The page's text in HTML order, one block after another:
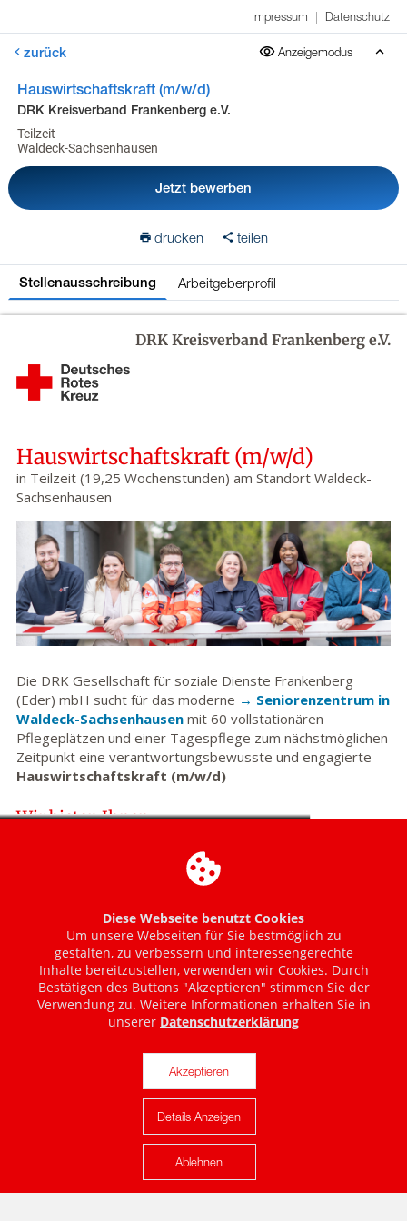
Impressum | Datenschutz
zurück Anzeigemodus
Hauswirtschaftskraft (m/w/d)
DRK Kreisverband Frankenberg e.V.
Teilzeit
Waldeck-Sachsenhausen
Jetzt bewerben
drucken teilen
Stellenausschreibung Arbeitgeberprofil
Karte anzeigen
Diese Webseite benutzt Cookies
Um unsere Webseiten für Sie bestmöglich zu
gestalten, zu verbessern und interessengerechte
Inhalte bereitzustellen, verwenden wir Cookies. Durch
Bestätigen des Buttons "Akzeptieren" stimmen Sie der
Verwendung zu. Weitere Informationen erhalten Sie in
unserer Datenschutzerklärung
Akzeptieren
Details Anzeigen
Ablehnen